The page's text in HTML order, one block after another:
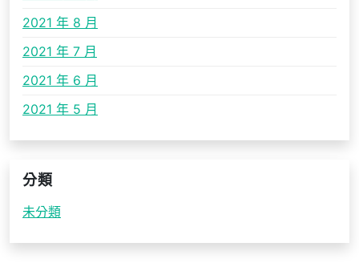
2021 年 8 月
2021 年 7 月
2021 年 6 月
2021 年 5 月
分類
未分類